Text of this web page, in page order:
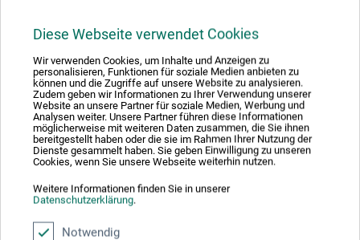
Diese Webseite verwendet Cookies
Wir verwenden Cookies, um Inhalte und Anzeigen zu
personalisieren, Funktionen für soziale Medien anbieten zu
können und die Zugriffe auf unsere Website zu analysieren.
Zudem geben wir Informationen zu Ihrer Verwendung unserer
Website an unsere Partner für soziale Medien, Werbung und
Analysen weiter. Unsere Partner führen diese Informationen
möglicherweise mit weiteren Daten zusammen, die Sie ihnen
bereitgestellt haben oder die sie im Rahmen Ihrer Nutzung der
Dienste gesammelt haben. Sie geben Einwilligung zu unseren
Cookies, wenn Sie unsere Webseite weiterhin nutzen.
Weitere Informationen finden Sie in unserer
Datenschutzerklärung.
Notwendig
3 Étoiles
1 Étoiles
0
Évaluer le produit
Donnez votre avis sur ce produit
ÉVALUER LE PRODUIT
MAINTENANT